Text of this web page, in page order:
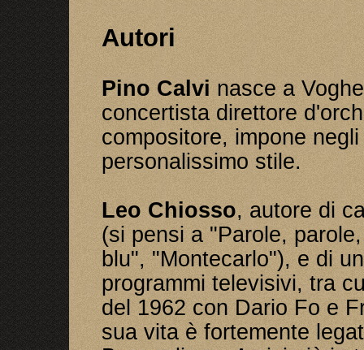
Autori
Pino Calvi nasce a
concertista direttore
compositore, impone
personalissimo stile.
Leo Chiosso, autore di
(si pensi a "Parole,
blu", "Montecarlo"), e di
programmi televisivi, tra
del 1962 con Dario Fo e
sua vita è fortemente